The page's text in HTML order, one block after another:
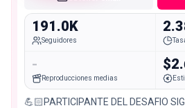
191.0K
Seguidores
-
Reproducciones medias
💪🏻PARTICIPANTE DEL DESAFIO